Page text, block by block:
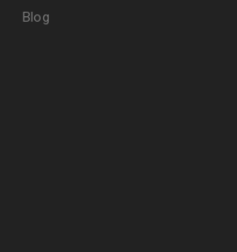
Blog